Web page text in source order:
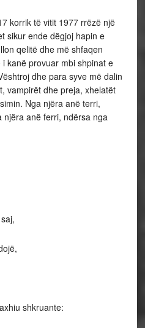
korrik të vitit 1977 rrëzë një
sikur ende dëgjoj hapin e
qelitë dhe më shfaqen
kanë provuar mbi shpinat e
dhe para syve më dalin
vampirët dhe preja, xhelatët
Nga njëra anë terri,
anë ferri, ndërsa nga
shkruante: